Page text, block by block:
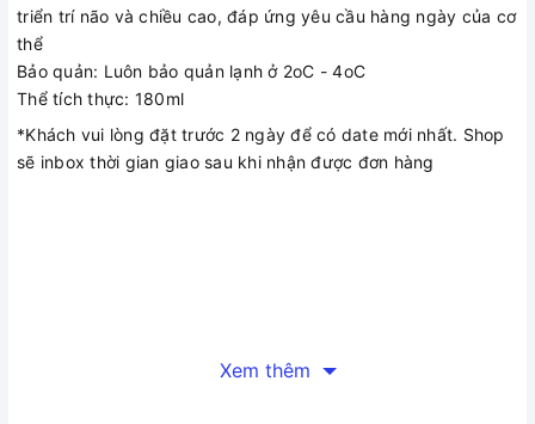
triển trí não và chiều cao, đáp ứng yêu cầu hàng ngày của cơ
thể
Bảo quản: Luôn bảo quản lạnh ở 2oC - 4oC
Thể tích thực: 180ml
*Khách vui lòng đặt trước 2 ngày để có date mới nhất. Shop
sẽ inbox thời gian giao sau khi nhận được đơn hàng
Xem thêm